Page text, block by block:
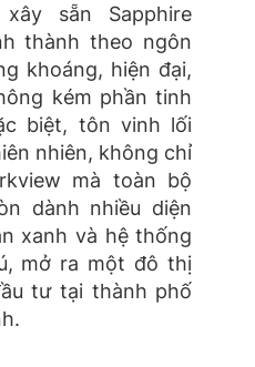
sẵn Sapphire
thành theo ngôn
khoáng, hiện đại,
kém phần tinh
biệt, tôn vinh lối
nhiên, không chỉ
mà toàn bộ
dành nhiều diện
xanh và hệ thống
mở ra một đô thị
tư tại thành phố